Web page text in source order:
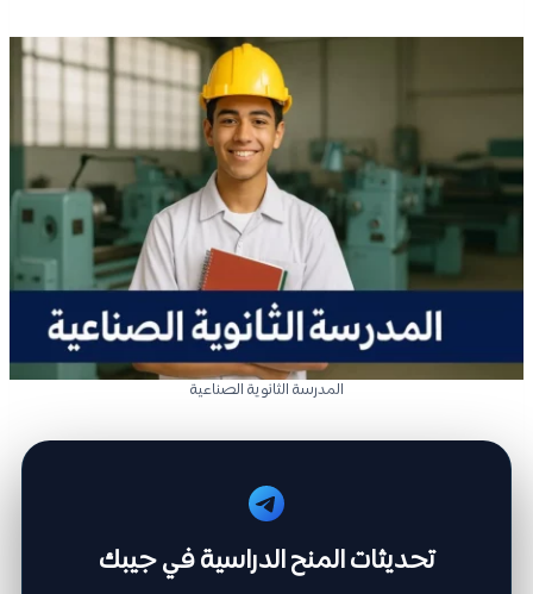
المدرسة الثانوية الصناعية
تحديثات المنح الدراسية في جيبك